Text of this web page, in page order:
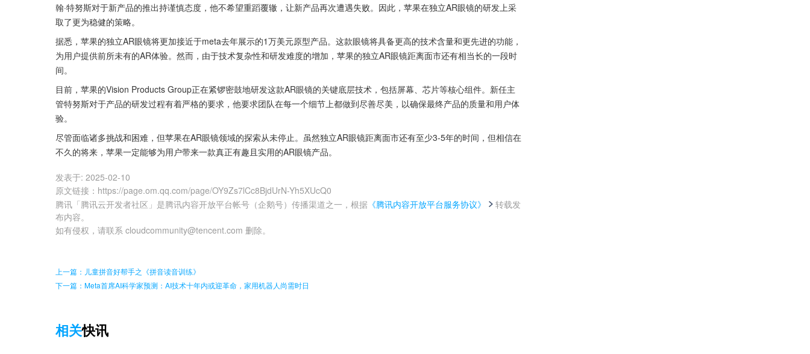
翰·特努斯对于新产品的推出持谨慎态度，他不希望重蹈覆辙，让新产品再次遭遇失败。因此，苹果在独立AR眼镜的研发上采
取了更为稳健的策略。
据悉，苹果的独立AR眼镜将更加接近于meta去年展示的1万美元原型产品。这款眼镜将具备更高的技术含量和更先进的功能，
为用户提供前所未有的AR体验。然而，由于技术复杂性和研发难度的增加，苹果的独立AR眼镜距离面市还有相当长的一段时
间。
目前，苹果的Vision Products Group正在紧锣密鼓地研发这款AR眼镜的关键底层技术，包括屏幕、芯片等核心组件。新任主
管特努斯对于产品的研发过程有着严格的要求，他要求团队在每一个细节上都做到尽善尽美，以确保最终产品的质量和用户体
验。
尽管面临诸多挑战和困难，但苹果在AR眼镜领域的探索从未停止。虽然独立AR眼镜距离面市还有至少3-5年的时间，但相信在
不久的将来，苹果一定能够为用户带来一款真正有趣且实用的AR眼镜产品。
发表于: 2025-02-10
原文链接 ： https://page.om.qq.com/page/OY9Zs7lCc8BjdUrN-Yh5XUcQ0
腾讯「腾讯云开发者社区」是腾讯内容开放平台帐号（企鹅号）传播渠道之一，根据 《腾讯内容开放平台服务协议》
转载发
布内容。
如有侵权，请联系 cloudcommunity@tencent.com 删除。
上一篇：儿童拼音好帮手之《拼音读音训练》
下一篇：Meta首席AI科学家预测：AI技术十年内或迎革命，家用机器人尚需时日
相关快讯